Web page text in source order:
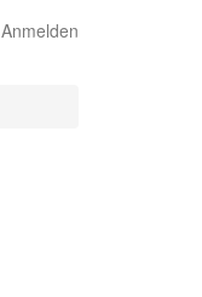
Anmelden